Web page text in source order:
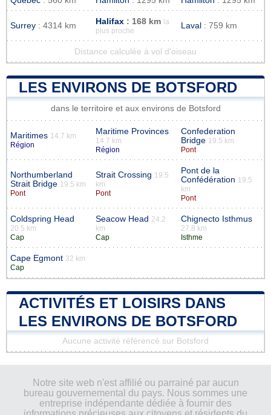
Surrey : 4314 km Halifax : 168 km
la
plus proche
Laval : 759 km
Distance calculée à vol d'oiseau
LES ENVIRONS DE BOTSFORD
dans le territoire et aux environs de Botsford
Maritimes 14.7 km
Région
Maritime Provinces
14.7 km
Région
Confederation
Bridge 19.5 km
Pont
Northumberland
Strait Bridge 19.5 km
Pont
Strait Crossing 19.5
km
Pont
Pont de la
Confédération 19.5
km
Pont
Coldspring Head
20.5 km
Cap
Seacow Head 24.2
km
Cap
Chignecto Isthmus
27.8 km
Isthme
Cape Egmont 32 km
Cap
ACTIVITÉS ET LOISIRS DANS
LES ENVIRONS DE BOTSFORD
Aucune activité référencé sur Botsford
Notre site web n'est affilié ou parrainé par aucun
bureau gouvernemental du pays. Nous sommes une
entreprise indépendante dédiée à fournir des